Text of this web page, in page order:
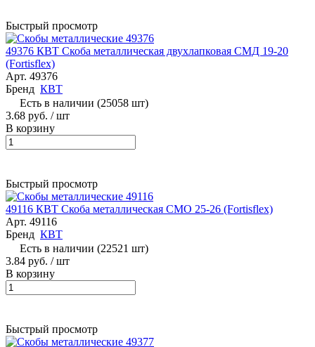
Быстрый просмотр
49376 КВТ Скоба металлическая двухлапковая СМД 19-20
(Fortisflex)
Арт. 49376
Бренд КВТ
Есть в наличии (25058 шт)
3.68 руб. / шт
В корзину
Быстрый просмотр
49116 КВТ Скоба металлическая СМО 25-26 (Fortisflex)
Арт. 49116
Бренд КВТ
Есть в наличии (22521 шт)
3.84 руб. / шт
В корзину
Быстрый просмотр